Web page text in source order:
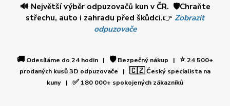
🔊 Největší výběr odpuzovačů kun v ČR. 🛡️Chraňte
střechu, auto i zahradu před škůdci.👉 Zobrazit
odpuzovače
🚚 Odesíláme do 24 hodin | 🛡️Bezpečný nákup | ⭐24 500+
prodaných kusů 3D odpuzovače | 🇨🇿Český specialista na
kuny | ✅ 180 000+ spokojených zákazníků